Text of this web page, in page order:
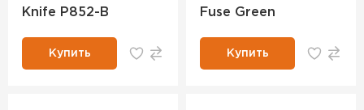
Knife P852-B
Купить
Fuse Green
Купить